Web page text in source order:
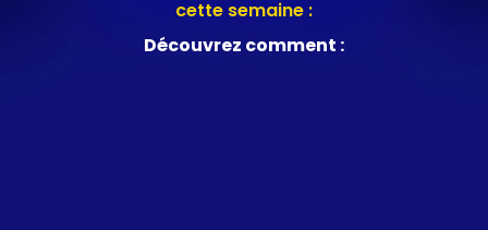
cette semaine :
Découvrez comment :